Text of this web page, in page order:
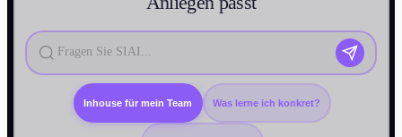
Was lerne ich konkret?
Inhouse für mein Team